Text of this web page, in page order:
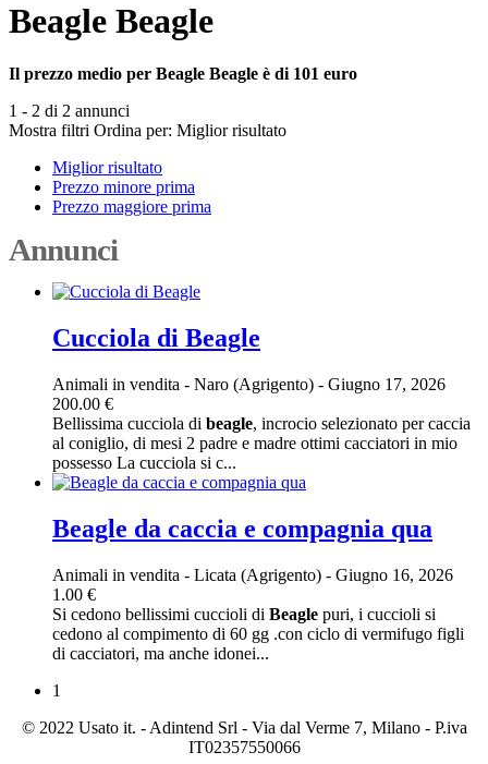
Beagle Beagle
Il prezzo medio per Beagle Beagle è di 101 euro
1 - 2 di 2 annunci
Mostra filtri Ordina per: Miglior risultato
Miglior risultato
Prezzo minore prima
Prezzo maggiore prima
Annunci
Cucciola di Beagle
Animali in vendita - Naro (Agrigento) - Giugno 17, 2026
200.00 €
Bellissima cucciola di beagle, incrocio selezionato per caccia
al coniglio, di mesi 2 padre e madre ottimi cacciatori in mio
possesso La cucciola si c...
Beagle da caccia e compagnia qua
Animali in vendita - Licata (Agrigento) - Giugno 16, 2026
1.00 €
Si cedono bellissimi cuccioli di Beagle puri, i cuccioli si
cedono al compimento di 60 gg .con ciclo di vermifugo figli
di cacciatori, ma anche idonei...
1
© 2022 Usato it. - Adintend Srl - Via dal Verme 7, Milano - P.iva
IT02357550066